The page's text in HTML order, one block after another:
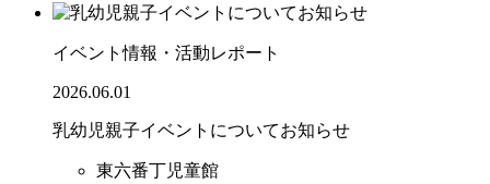
イベント情報・活動レポート
2026.06.01
乳幼児親子イベントについてお知らせ
東六番丁児童館